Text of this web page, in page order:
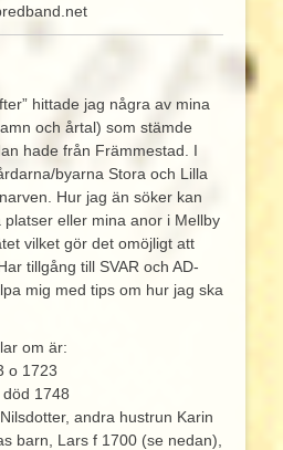
hittade jag några av mina
och årtal) som stämde
hade från Främmestad. I
byarna Stora och Lilla
Hur jag än söker kan
eller mina anor i Mellby
vilket gör det omöjligt att
tillgång till SVAR och AD-
mig med tips om hur jag ska
om är:
o 1723
1748
andra hustrun Karin
barn, Lars f 1700 (se nedan),